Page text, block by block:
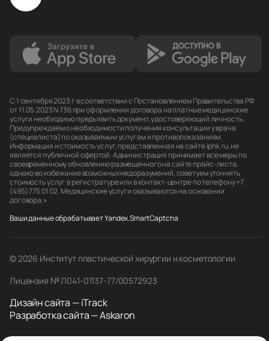
С 1 сентября 2023 г в соответствии с Постановлением Правительства РФ
от 11.05.2023 N 736 при оформлении договора на платные медицинские
услуги необходимо предъявить документ, удостоверяющий личность.
Предупреждаем о необходимости получения консультации у врача
(специалиста) по оказываемым услугам и противопоказаниям.
Информация и стоимость услуг, представленная на сайте iphk.ru, не
является публичной офертой. Администрация принимает все меры по
своевременному обновлению размещенного на сайте прайс-листа,
однако во избежание возможных недоразумений, советуем уточнять
стоимость услуг в регистратуре или в контакт-центре по телефону +7
(495) 775 01 02. Медицинские услуги оказываются на основании
договора.»
Ваши данные обрабатывает Yandex.SmartCaptcha
© 2026 Институт пластической хирургии и косметологии
Лицензия № Л041-01137-77/00572923
Дизайн сайта — iTrack
Разработка сайта — Askaron